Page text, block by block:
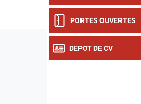
PORTES OUVERTES
DEPOT DE CV